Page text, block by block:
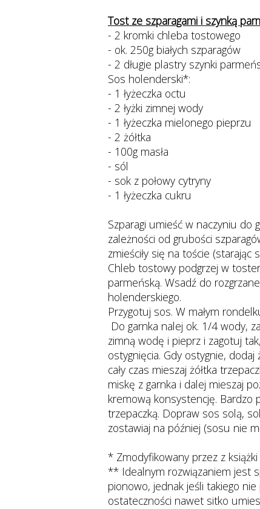
Tost ze szparagami i szynką
- 2 kromki chleba tostowego
- ok. 250g białych szparagów
- 2 długie plastry szynki
Sos holenderski*:
- 1 łyżeczka octu
- 2 łyżki zimnej wody
- 1 łyżeczka mielonego pieprzu
- 2 żółtka
- 100g masła
- sól
- sok z połowy cytryny
- 1 łyżeczka cukru
Szparagi umieść w naczyniu
zależności od grubości
zmieściły się na toście (starając
Chleb tostowy podgrzej w
parmeńską. Wsadź do
holenderskiego.
Przygotuj sos. W małym
Do garnka nalej ok. 1/4 wody,
zimną wodę i pieprz i zagotuj
ostygnięcia. Gdy ostygnie,
cały czas mieszaj żółtka
miskę z garnka i dalej mieszaj
kremową konsystencję. Bardzo
trzepaczką. Dopraw sos solą,
zostawiaj na później (sosu nie
* Zmodyfikowany przez z książki
** Idealnym rozwiązaniem jest
pionowo, jednak jeśli takiego
ostateczności nawet sitko